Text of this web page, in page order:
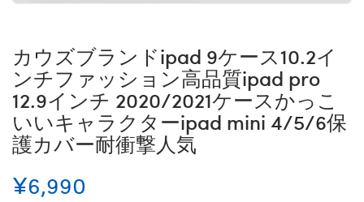
カウズブランドipad 9ケース10.2イ
ンチファッション高品質ipad pro
12.9インチ 2020/2021ケースかっこ
いいキャラクターipad mini 4/5/6保
護カバー耐衝撃人気
¥6,990